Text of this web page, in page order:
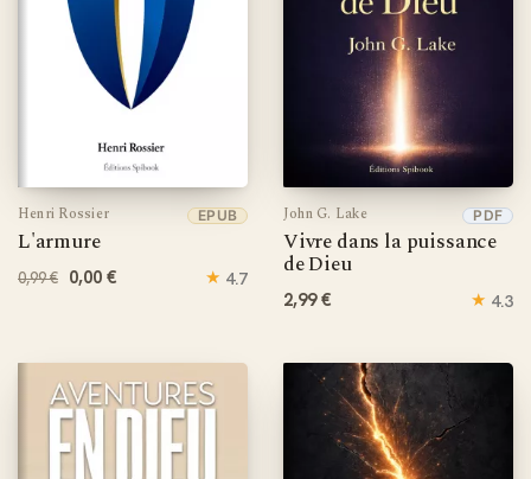
Henri Rossier
L'armure
EPUB
0,99 € 0,00 € ★ 4.7
John G. Lake
Vivre dans la puissance
de Dieu
PDF
2,99 € ★ 4.3